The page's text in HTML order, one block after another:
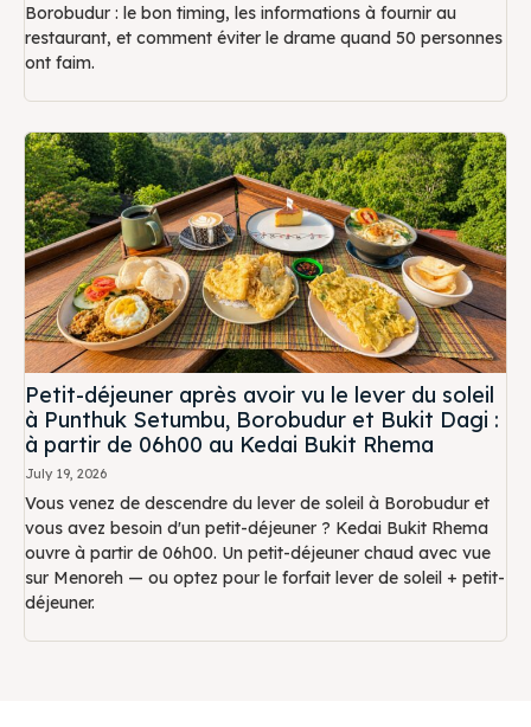
Borobudur : le bon timing, les informations à fournir au
restaurant, et comment éviter le drame quand 50 personnes
ont faim.
Petit-déjeuner après avoir vu le lever du soleil
à Punthuk Setumbu, Borobudur et Bukit Dagi :
à partir de 06h00 au Kedai Bukit Rhema
July 19, 2026
Vous venez de descendre du lever de soleil à Borobudur et
vous avez besoin d'un petit-déjeuner ? Kedai Bukit Rhema
ouvre à partir de 06h00. Un petit-déjeuner chaud avec vue
sur Menoreh — ou optez pour le forfait lever de soleil + petit-
déjeuner.